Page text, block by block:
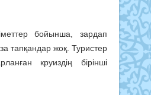
бойынша, зардап
тапқандар жоқ. Туристер
круиздің бірінші